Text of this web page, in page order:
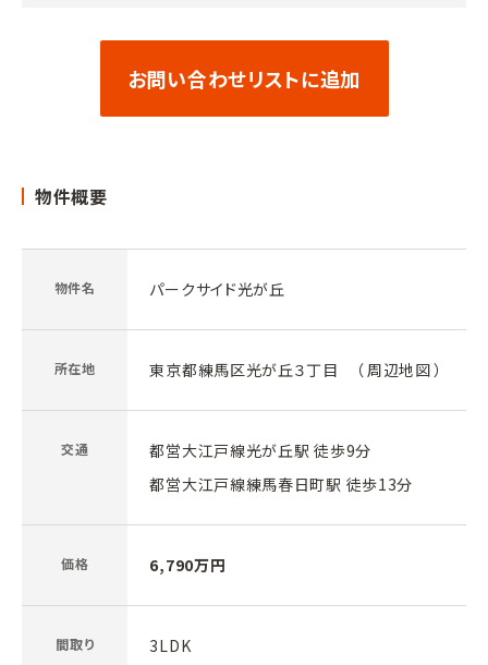
お問い合わせリストに追加
物件概要
物件名 パークサイド光が丘
所在地 東京都練馬区光が丘３丁目 （ 周辺地図）
交通
都営大江戸線光が丘駅 徒歩9分
都営大江戸線練馬春日町駅 徒歩13分
価格 6,790万円
間取り 3LDK